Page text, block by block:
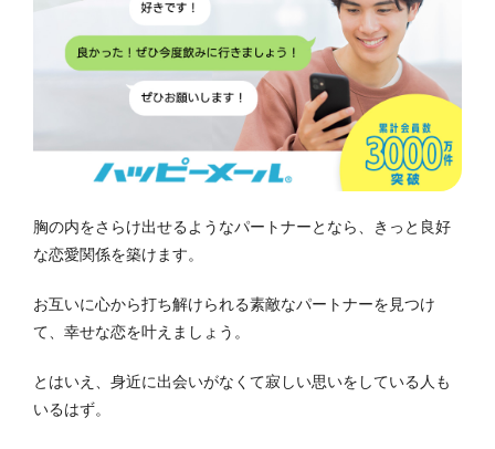
胸の内をさらけ出せるようなパートナーとなら、きっと良好
な恋愛関係を築けます。
お互いに心から打ち解けられる素敵なパートナーを見つけ
て、幸せな恋を叶えましょう。
とはいえ、身近に出会いがなくて寂しい思いをしている人も
いるはず。